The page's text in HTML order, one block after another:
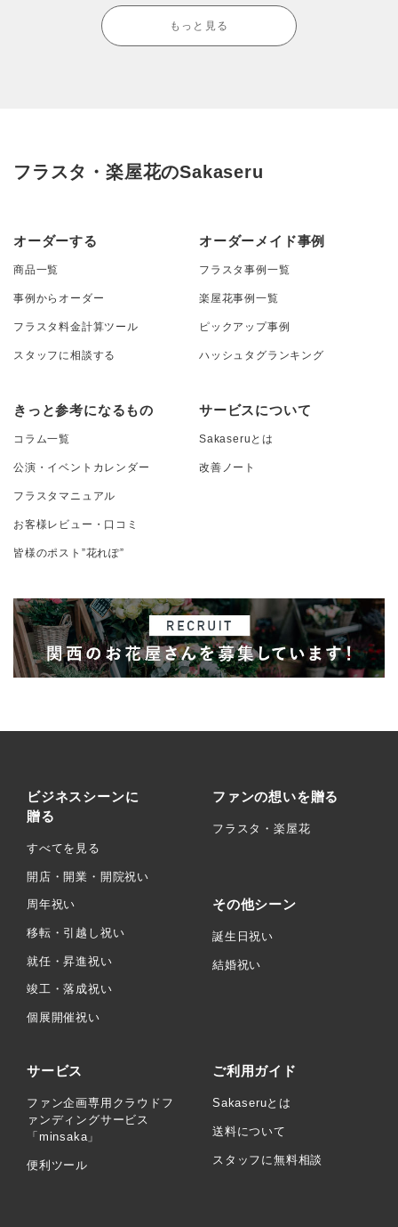
もっと見る
フラスタ・楽屋花のSakaseru
オーダーする
商品一覧
事例からオーダー
フラスタ料金計算ツール
スタッフに相談する
オーダーメイド事例
フラスタ事例一覧
楽屋花事例一覧
ピックアップ事例
ハッシュタグランキング
きっと参考になるもの
コラム一覧
公演・イベントカレンダー
フラスタマニュアル
お客様レビュー・口コミ
皆様のポスト”花れぽ”
サービスについて
Sakaseruとは
改善ノート
ビジネスシーンに
贈る
すべてを見る
開店・開業・開院祝い
周年祝い
移転・引越し祝い
就任・昇進祝い
竣工・落成祝い
個展開催祝い
ファンの想いを贈る
フラスタ・楽屋花
その他シーン
誕生日祝い
結婚祝い
サービス
ファン企画専用クラウドフ
ァンディングサービス
「minsaka」
便利ツール
ご利用ガイド
Sakaseruとは
送料について
スタッフに無料相談